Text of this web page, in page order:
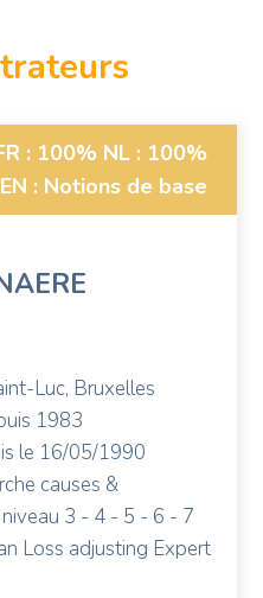
Luc, Bruxelles
1983
le 16/05/1990
causes &
3 - 4 - 5 - 6 - 7
Loss adjusting Expert
: 100% NL : 100%
EN : Notions de base